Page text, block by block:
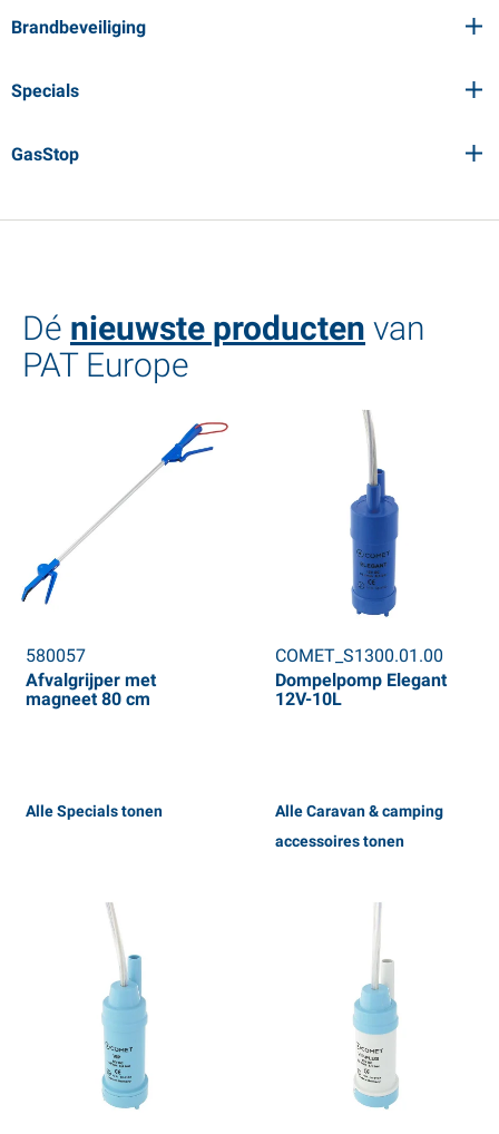
Brandbeveiliging
Specials
GasStop
Dé nieuwste producten van
PAT Europe
580057
Afvalgrijper met
magneet 80 cm
Alle Specials tonen
COMET_S1300.01.00
Dompelpomp Elegant
12V-10L
Alle Caravan & camping
accessoires tonen